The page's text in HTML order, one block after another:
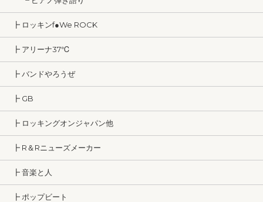
┣ ロッキンf●We ROCK
┣ アリーナ37℃
┣ バンドやろうぜ
┣ GB
┣ ロッキングオンジャパン他
┣ R＆Rニューズメーカー
┣ 音楽と人
┣ ポップビート